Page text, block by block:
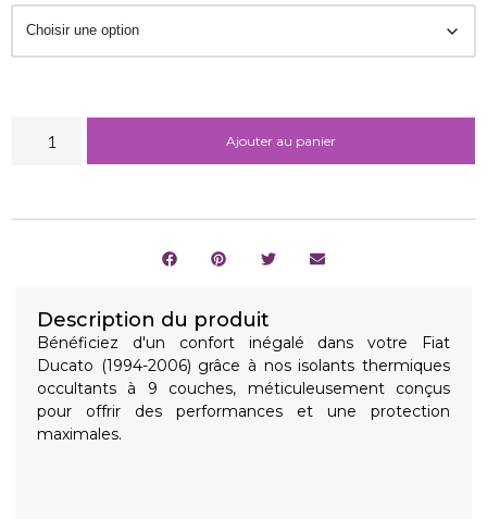
Ajouter au panier
Description du produit
Bénéficiez d'un confort inégalé dans votre Fiat
Ducato (1994-2006) grâce à nos isolants thermiques
occultants à 9 couches, méticuleusement conçus
pour offrir des performances et une protection
maximales.